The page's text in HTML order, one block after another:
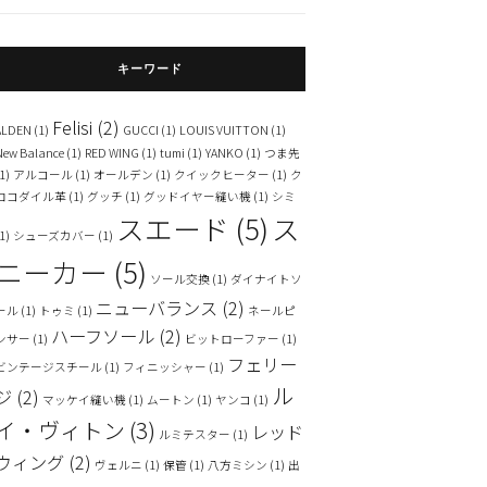
キーワード
(1) Felisi (2) GUCCI (1) LOUIS VUITTON (1)
Balance (1) RED WING (1) tumi (1) YANKO (1) つま先
アルコール (1) オールデン (1) クイックヒーター (1) ク
コダイル革 (1) グッチ (1) グッドイヤー縫い機 (1) シミ
シューズカバー (1) スエード (5) ス
ーカー (5) ソール交換 (1) ダイナイトソ
ル (1) トゥミ (1) ニューバランス (2) ネールピ
サー (1) ハーフソール (2) ビットローファー (1)
ンテージスチール (1) フィニッシャー (1) フェリー
(2) マッケイ縫い機 (1) ムートン (1) ヤンコ (1) ル
・ヴィトン (3) ルミテスター (1) レッド
ィング (2) ヴェルニ (1) 保管 (1) 八方ミシン (1) 出